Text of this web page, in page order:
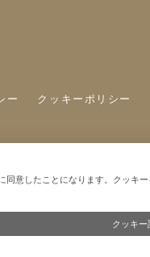
ー
クッキーポリシー
意したことになります。クッキ
クッキー